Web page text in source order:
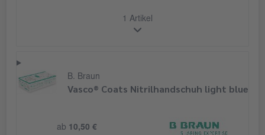
1 Artikel
B. Braun
Vasco® Coats Nitrilhandschuh light blue
ab 10,50 €